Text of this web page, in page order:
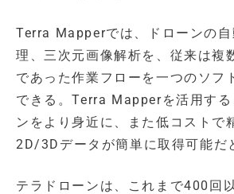
Terra Mapperでは、ドローンの
理、三次元画像解析を、従来は複
であった作業フローを一つのソフ
できる。Terra Mapperを活用する
ンをより身近に、また低コストで
2D/3Dデータが簡単に取得可能だ
テラドローンは、これまで400回